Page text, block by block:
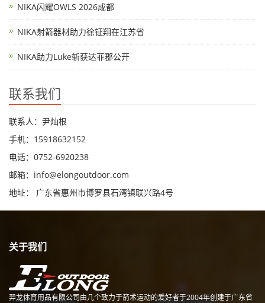
NIKA闪耀OWLS 2026成都
NIKA射箭器材助力徐钲翔在江苏省
NIKA助力Luke斩获达菲郡公开
联系我们
联系人：尹灿根
手机：15918632152
电话：0752-6920238
邮箱： info@elongoutdoor.com
地址： 广东省惠州市博罗县石湾镇联兴路4号
关于我们
羿龙体育用品有限公司由几个致力于箭术运动的爱好者于2004年创建于广东省